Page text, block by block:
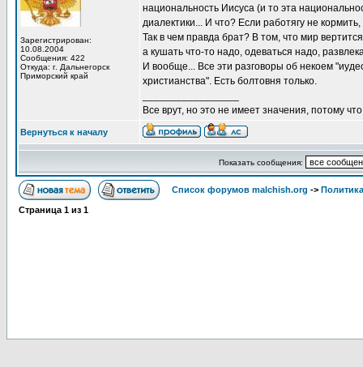
Зарегистрирован:
10.08.2004
Сообщения: 422
Откуда: г. Дальнегорск
Приморский край
национальность Иисуса (и то эта
диалектики... И что? Если работягу не
Так в чем правда брат? В том, что мир
а кушать что-то надо, одеваться надо,
И вообще... Все эти разговоры об некоем
христианства". Есть болтовня только.
Все врут, но это не имеет значения, потому
Вернуться к началу
Показать сообщения:
Список форумов malchish.org ->
Страница 1 из 1